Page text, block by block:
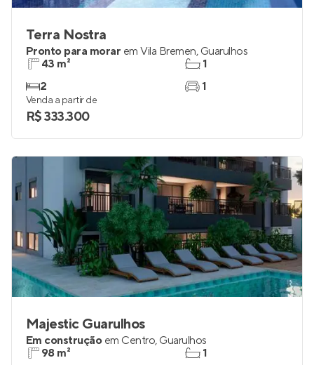
Terra Nostra
Pronto para morar em Vila Bremen, Guarulhos
43 m²
2
1
1
Venda a partir de
R$ 333.300
Majestic Guarulhos
Em construção em Centro, Guarulhos
98 m²
1